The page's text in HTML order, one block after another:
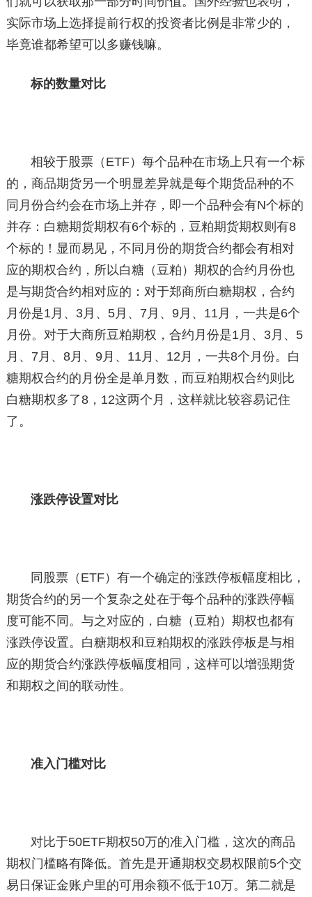
实际市场上选择提前行权的投资者比例是非常少的，
毕竟谁都希望可以多赚钱嘛。
标的数量对比
相较于股票（ETF）每个品种在市场上只有一个标
的，商品期货另一个明显差异就是每个期货品种的不
同月份合约会在市场上并存，即一个品种会有N个标的
并存：白糖期货期权有6个标的，豆粕期货期权则有8
个标的！显而易见，不同月份的期货合约都会有相对
应的期权合约，所以白糖（豆粕）期权的合约月份也
是与期货合约相对应的：对于郑商所白糖期权，合约
月份是1月、3月、5月、7月、9月、11月，一共是6个
月份。对于大商所豆粕期权，合约月份是1月、3月、5
月、7月、8月、9月、11月、12月，一共8个月份。白
糖期权合约的月份全是单月数，而豆粕期权合约则比
白糖期权多了8，12这两个月，这样就比较容易记住
了。
涨跌停设置对比
同股票（ETF）有一个确定的涨跌停板幅度相比，
期货合约的另一个复杂之处在于每个品种的涨跌停幅
度可能不同。与之对应的，白糖（豆粕）期权也都有
涨跌停设置。白糖期权和豆粕期权的涨跌停板是与相
应的期货合约涨跌停板幅度相同，这样可以增强期货
和期权之间的联动性。
准入门槛对比
对比于50ETF期权50万的准入门槛，这次的商品
期权门槛略有降低。首先是开通期权交易权限前5个交
易日保证金账户里的可用余额不低于10万。第二就是